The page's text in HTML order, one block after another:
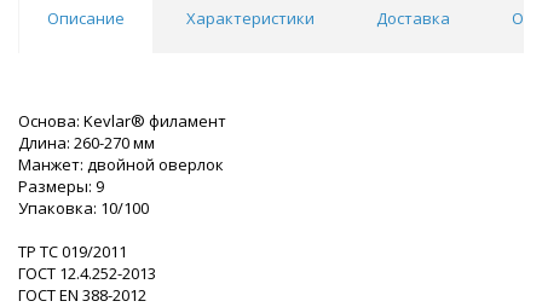
Описание Характеристики Доставка
Основа: Kevlar® филамент
Длина: 260-270 мм
Манжет: двойной оверлок
Размеры: 9
Упаковка: 10/100
ТР ТС 019/2011
ГОСТ 12.4.252-2013
ГОСТ ЕN 388-2012